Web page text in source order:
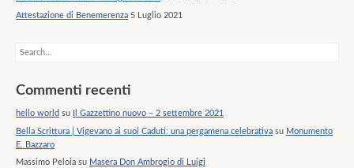
Attestazione di Benemerenza 5 Luglio 2021
Search
Commenti recenti
hello world su Il Gazzettino nuovo – 2 settembre 2021
Bella Scrittura | Vigevano ai suoi Caduti: una pergamena celebrativa su Monumento
E. Bazzaro
Massimo Peloia su Masera Don Ambrogio di Luigi